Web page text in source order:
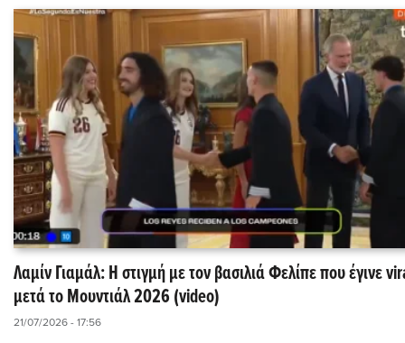
Λαμίν Γιαμάλ: Η στιγμή με τον βασιλιά Φελίπε που έγινε
μετά το Μουντιάλ 2026 (video)
21/07/2026 - 17:56